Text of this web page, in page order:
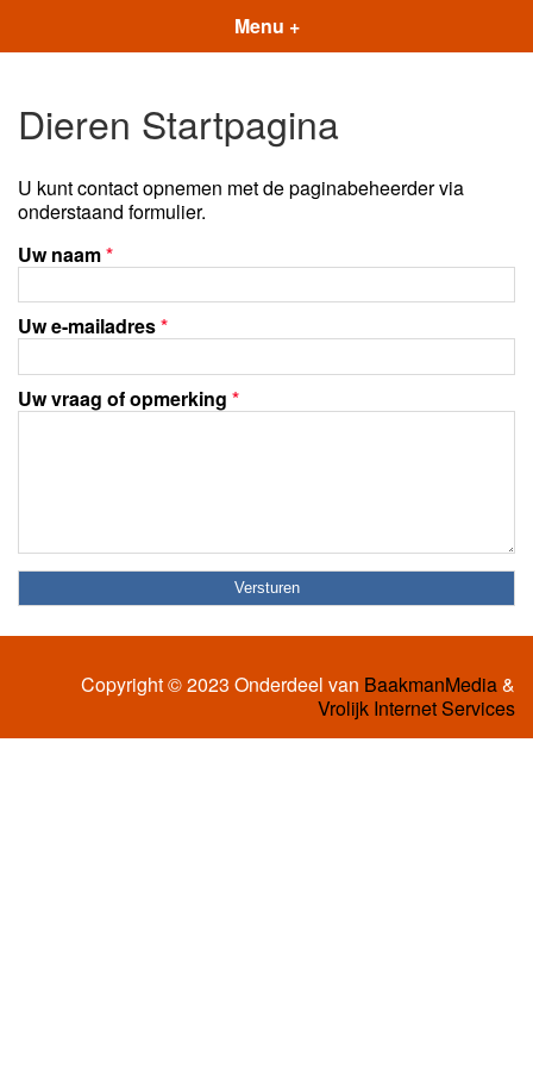
Menu +
Dieren Startpagina
U kunt contact opnemen met de paginabeheerder via
onderstaand formulier.
Uw naam*
Uw e-mailadres*
Uw vraag of opmerking *
Copyright © 2023 Onderdeel van BaakmanMedia&
Vrolijk Internet Services